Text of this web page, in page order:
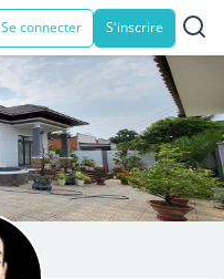
Se connecter S'inscrire